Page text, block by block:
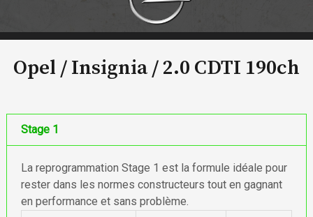
Opel / Insignia /2.0 CDTI 190ch
Stage 1
La reprogrammation Stage 1 est la formule idéale pour
rester dans les normes constructeurs tout en gagnant
en performance et sans problème.